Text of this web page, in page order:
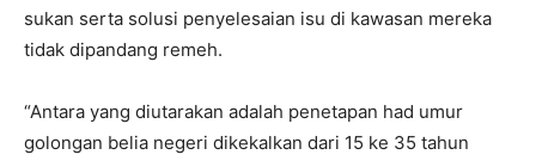
sukan serta solusi penyelesaian isu di kawasan mereka
tidak dipandang remeh.
“Antara yang diutarakan adalah penetapan had umur
golongan belia negeri dikekalkan dari 15 ke 35 tahun